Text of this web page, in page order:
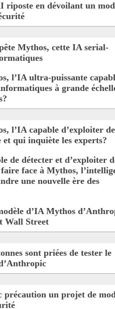
riposte en dévoilant un
Mythos, cette IA serial-
l’IA ultra-puissante
à grande
l’IA capable d’exploiter
et qui inquiète les experts?
de détecter et d’exploiter
face à Mythos,
une nouvelle ère des
d’IA Mythos
Wall Street
sont priées de tester le
précaution un projet de